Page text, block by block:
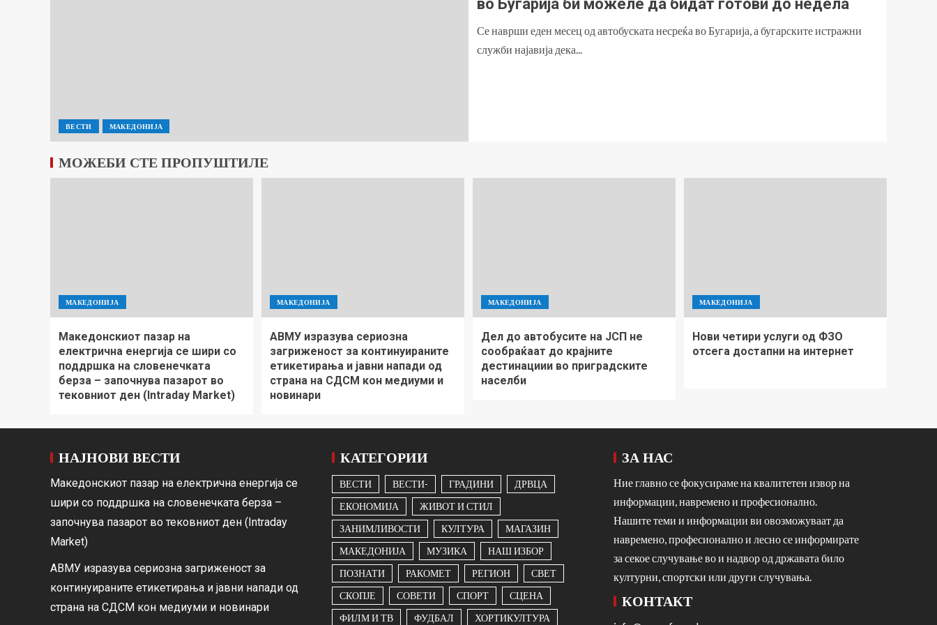
ВЕСТИ МАКЕДОНИЈА
во Бугарија би можеле да бидат готови до недела
Се наврши еден месец од автобуската несреќа во Бугарија, а бугарските истражни
служби најавија дека...
МОЖЕБИ СТЕ ПРОПУШТИЛЕ
МАКЕДОНИЈА
Македонскиот пазар на
електрична енергија се шири со
поддршка на словенечката
берза – започнува пазарот во
тековниот ден (Intraday Market)
МАКЕДОНИЈА
АВМУ изразува сериозна
загриженост за континуираните
етикетирања и јавни напади од
страна на СДСМ кон медиуми и
новинари
МАКЕДОНИЈА
Дел до автобусите на ЈСП не
сообраќаат до крајните
дестинациии во приградските
населби
МАКЕДОНИЈА
Нови четири услуги од ФЗО
отсега достапни на интернет
НАЈНОВИ ВЕСТИ
Македонскиот пазар на електрична енергија се
шири со поддршка на словенечката берза –
започнува пазарот во тековниот ден (Intraday
Market)
АВМУ изразува сериозна загриженост за
континуираните етикетирања и јавни напади од
страна на СДСМ кон медиуми и новинари
КАТЕГОРИИ
ВЕСТИ ВЕСТИ- ГРАДИНИ
ДРВЦА
ЕКОНОМИЈА
ЖИВОТ И СТИЛ
ЗАНИМЛИВОСТИ
КУЛТУРА
МАГАЗИН
МАКЕДОНИЈА
МУЗИКА
НАШ ИЗБОР
ПОЗНАТИ
РАКОМЕТ РЕГИОН
СВЕТ
СКОПЈЕ
СОВЕТИ СПОРТ
СЦЕНА
ФИЛМ И ТВ
ФУДБАЛ
ХОРТИКУЛТУРА
ЗА НАС
Ние главно се фокусираме на квалитетен извор на
информации, навремено и професионално.
Нашите теми и информации ви овозможуваат да
навремено, професионално и лесно се информирате
за секое случување во и надвор од државата било
културни, спортски или други случувања.
КОНТАКТ